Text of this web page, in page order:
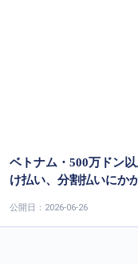
ベトナム・500万ドン
け払い、分割払いにか
公開日：2026-06-26